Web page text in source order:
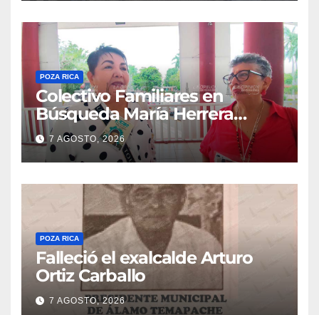
POZA RICA
Colectivo Familiares en
Búsqueda María Herrera
convoca a marcha
7 AGOSTO, 2026
POZA RICA
Falleció el exalcalde Arturo
Ortiz Carballo
7 AGOSTO, 2026